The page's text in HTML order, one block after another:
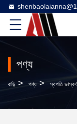
পণ্য
বাড়ি > পণ্য > স্থপতি ভাস্কর্য